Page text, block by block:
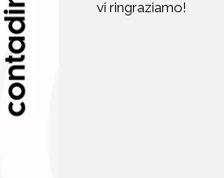
vi ringraziamo!